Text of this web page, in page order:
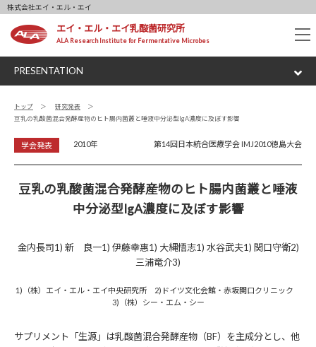
株式会社エイ・エル・エイ
エイ・エル・エイ乳酸菌研究所
ALA Research Institute for Fermentative Microbes
PRESENTATION
トップ
研究発表
豆乳の乳酸菌混合発酵産物のヒト腸内菌叢と唾液中分泌型IgA濃度に及ぼす影響
学会発表 2010年 第14回日本統合医療学会 IMJ2010徳島大会
豆乳の乳酸菌混合発酵産物のヒト腸内菌叢と唾液
中分泌型IgA濃度に及ぼす影響
金内長司1) 新 良一1) 伊藤幸惠1) 大縄悟志1) 水谷武夫1) 関口守衛2)
三浦竜介3)
1)（株）エイ・エル・エイ中央研究所 2)ドイツ文化会館・赤坂関口クリニック
3)（株）シー・エム・シー
サプリメント「生源」は乳酸菌混合発酵産物（BF）を主成分とし、他